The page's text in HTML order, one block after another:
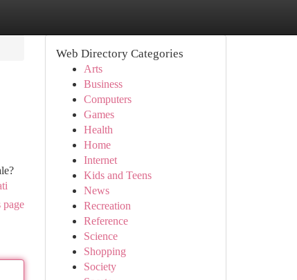
page
Web Directory Categories
Arts
Business
Computers
Games
Health
Home
Internet
Kids and Teens
News
Recreation
Reference
Science
Shopping
Society